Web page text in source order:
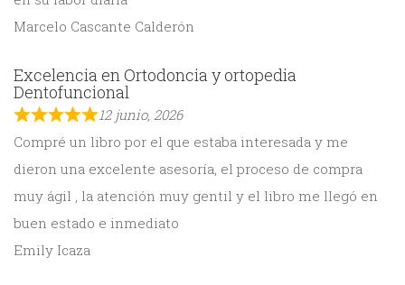
Marcelo Cascante Calderón
Excelencia en Ortodoncia y ortopedia
Dentofuncional
12 junio, 2026
Compré un libro por el que estaba interesada y me
dieron una excelente asesoría, el proceso de compra
muy ágil , la atención muy gentil y el libro me llegó en
buen estado e inmediato
Emily Icaza